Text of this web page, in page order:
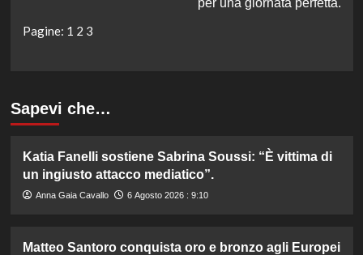
per una giornata perfetta.
Pagine: 1 2 3
Sapevi che…
Katia Fanelli sostiene Sabrina Soussi: “È vittima di
un ingiusto attacco mediatico”.
Anna Gaia Cavallo 6 Agosto 2026 : 9:10
Matteo Santoro conquista oro e bronzo agli Europei